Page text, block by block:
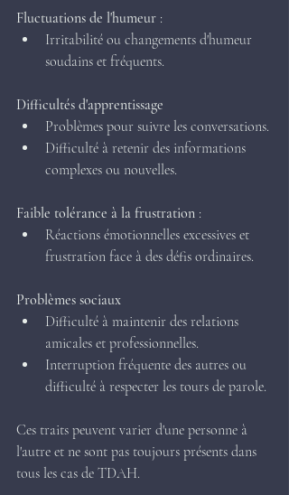
Fluctuations de l'humeur :
Irritabilité ou changements d'humeur
soudains et fréquents.
Difficultés d'apprentissage
Problèmes pour suivre les conversations.
Difficulté à retenir des informations
complexes ou nouvelles.
Faible tolérance à la frustration :
Réactions émotionnelles excessives et
frustration face à des défis ordinaires.
Problèmes sociaux
Difficulté à maintenir des relations
amicales et professionnelles.
Interruption fréquente des autres ou
difficulté à respecter les tours de parole.
Ces traits peuvent varier d'une personne à
l'autre et ne sont pas toujours présents dans
tous les cas de TDAH.